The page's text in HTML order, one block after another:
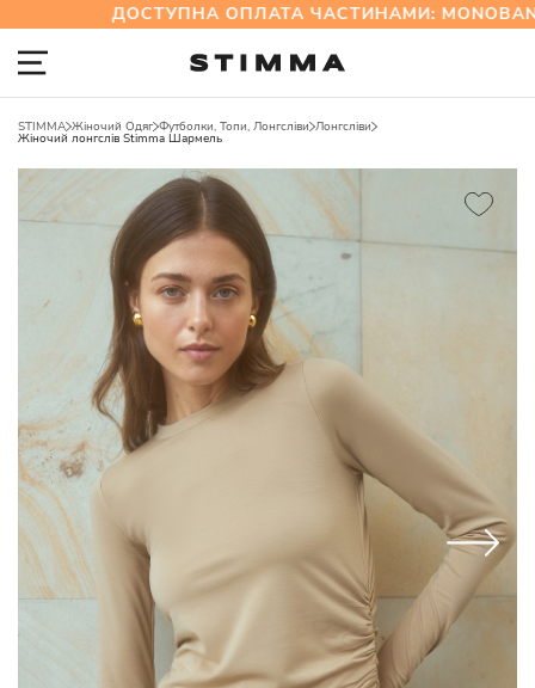
ДОСТУПНА ОПЛАТА ЧАСТИНАМИ:
STIMMA Жіночий Одяг Футболки, Топи, Лонгсліви Лонгсліви
Жіночий лонгслів Stimma Шармель